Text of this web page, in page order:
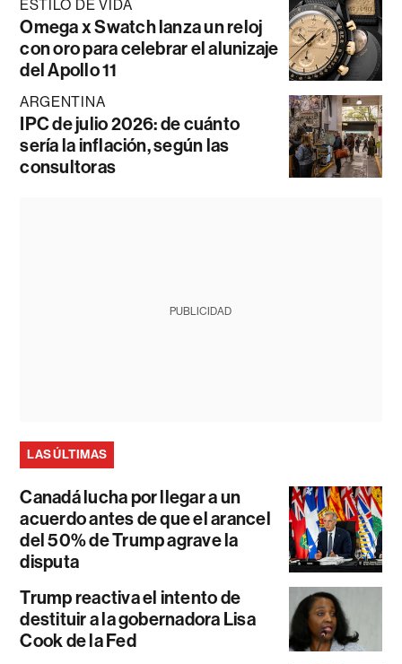
ESTILO DE VIDA
Omega x Swatch lanza un reloj
con oro para celebrar el alunizaje
del Apollo 11
ARGENTINA
IPC de julio 2026: de cuánto
sería la inflación, según las
consultoras
PUBLICIDAD
LAS ÚLTIMAS
Canadá lucha por llegar a un
acuerdo antes de que el arancel
del 50% de Trump agrave la
disputa
Trump reactiva el intento de
destituir a la gobernadora Lisa
Cook de la Fed